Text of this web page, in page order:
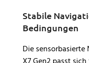
Stabile
Bedingungen
Die sensorbasierte